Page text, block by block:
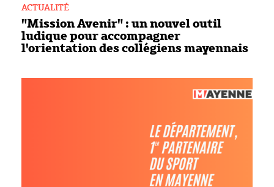
"Mission Avenir" : un nouvel outil
ludique pour accompagner
l'orientation des collégiens mayennais
ACTUALITÉ